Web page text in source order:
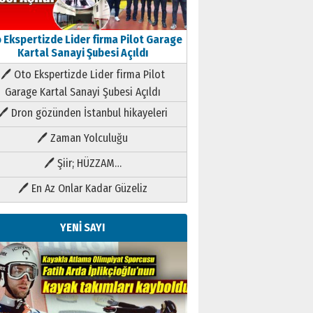
Ekspertizde Lider firma Pilot Garage
Kartal Sanayi Şubesi Açıldı
🖊 Oto Ekspertizde Lider firma Pilot
Garage Kartal Sanayi Şubesi Açıldı
Dron gözünden İstanbul hikayeleri
🖊 Zaman Yolculuğu
🖊 Şiir; HÜZZAM…
🖊 En Az Onlar Kadar Güzeliz
YENİ SAYI